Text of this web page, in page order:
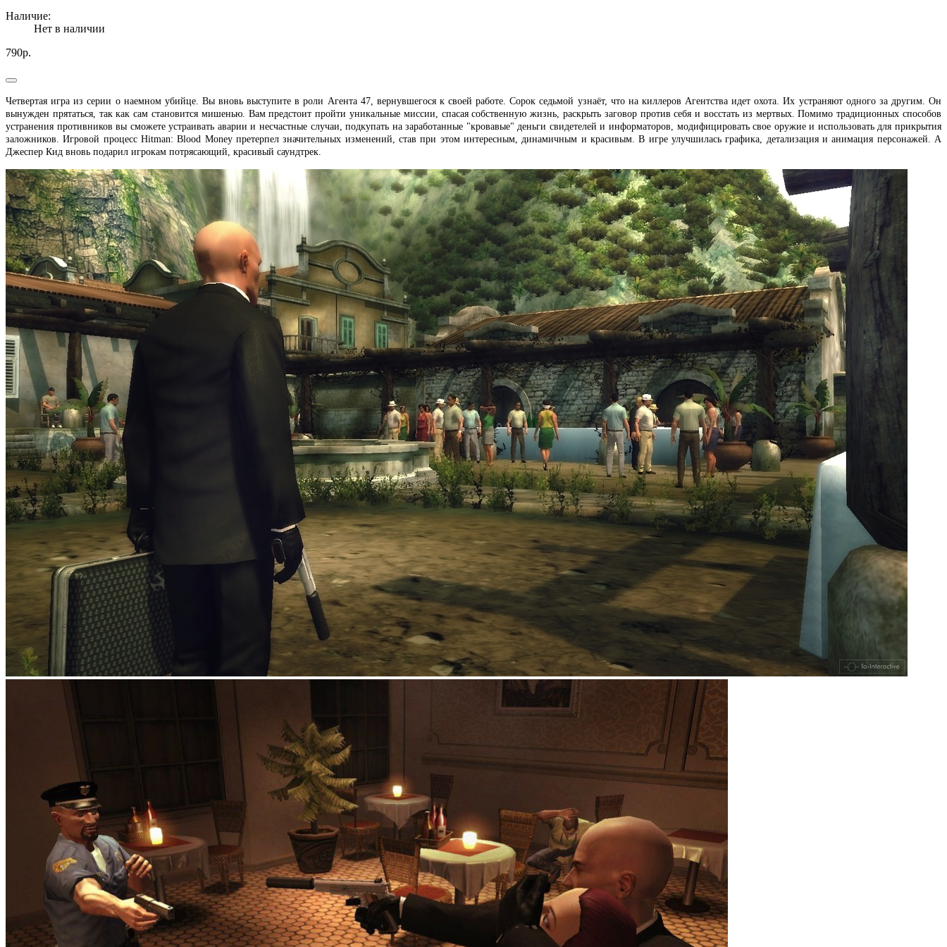
Наличие:
Нет в наличии
790р.
Четвертая игра из серии о наемном убийце. Вы вновь выступите в роли Агента 47, вернувшегося к своей работе. Сорок седьмой узнаёт, что на киллеров Агентства идет охота. Их устраняют одного за другим. Он
вынужден прятаться, так как сам становится мишенью. Вам предстоит пройти уникальные миссии, спасая собственную жизнь, раскрыть заговор против себя и восстать из мертвых. Помимо традиционных способов
устранения противников вы сможете устраивать аварии и несчастные случаи, подкупать на заработанные "кровавые" деньги свидетелей и информаторов, модифицировать свое оружие и использовать для прикрытия
заложников. Игровой процесс Hitman: Blood Money претерпел значительных изменений, став при этом интересным, динамичным и красивым. В игре улучшилась графика, детализация и анимация персонажей. А
Джеспер Кид вновь подарил игрокам потрясающий, красивый саундтрек.